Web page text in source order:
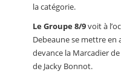
la catégorie.
Le Groupe 8/9voit à
Debeaune se mettre en
devance la Marcadier
de Jacky Bonnot.